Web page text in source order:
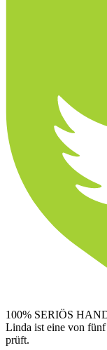
100% SERIÖS
Linda ist eine von
prüft.